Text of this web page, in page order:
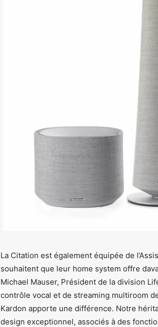
La Citation est également équipée de
souhaitent que leur home system offre
Michael Mauser, Président de la division
contrôle vocal et de streaming multiroom
Kardon apporte une différence. Notre
design exceptionnel, associés à des